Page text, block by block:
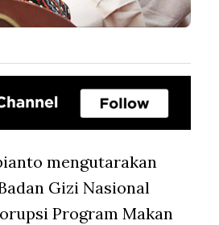
mengutarakan
Gizi Nasional
Program Makan